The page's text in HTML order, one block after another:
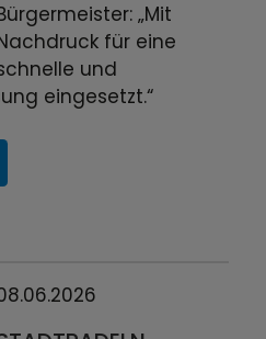
„Mit
für eine
und
eingesetzt.“